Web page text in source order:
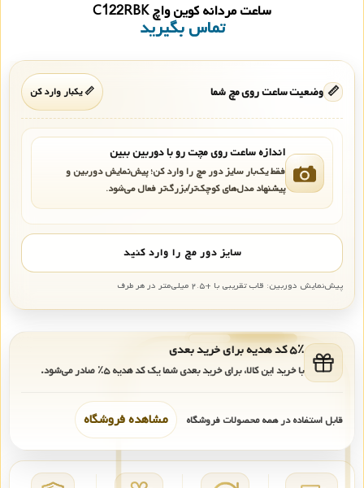
ساعت مردانه کوین واچ C122RBK
تماس بگیرید
📏 وضعیت ساعت روی مچ شما 📏 یکبار وارد کن
اندازه ساعت روی مچت رو با دوربین ببین
فقط یک‌بار سایز دور مچ را وارد کن؛ پیش‌نمایش دوربین و
پیشنهاد مدل‌های کوچک‌تر/بزرگ‌تر فعال می‌شود.
سایز دور مچ را وارد کنید
پیش‌نمایش دوربین: قاب تقریبی با +۲.۵ میلی‌متر در هر طرف
۵٪ کد هدیه برای خرید بعدی
با خرید این کالا، برای خرید بعدی شما یک کد هدیه۵٪ صادر می‌شود.
قابل استفاده در همه محصولات فروشگاه مشاهده فروشگاه